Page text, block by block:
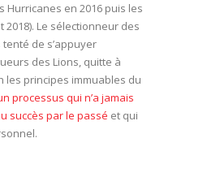
Hurricanes en 2016 puis les
2018). Le sélectionneur des
de s’appuyer
des Lions, quitte à
les principes immuables du
processus qui n’a jamais
succès par le passé et qui